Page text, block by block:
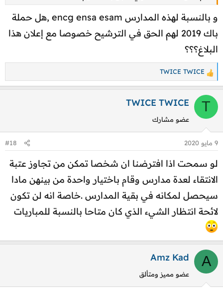
و بالنسبة لهذه المدارس encg ensa esam ,هل حملة
باك 2019 لهم الحق في الترشيح خصوصا مع إعلان هذا
البلاغ؟؟؟
ل
ت
ع
ت
:
TWICE TWICE
T
TWICE TWICE
عضو مشارك
9 مايو 2020 #18
لو سمحت اذا افترضنا ان شخصا تمكن من تجاوز عتبة
الانتقاء لعدة مدارس وقام باختيار واحدة من بينهن مادا
سيحصل لمكانه في بقية المدارس .خاصة انه لن تكون
لائحة انتظار الشيء الذي كان متاحا بالنسبة للمباريات
A
Amz Kad
عضو مميز ومتألق